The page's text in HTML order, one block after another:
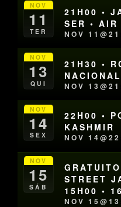
NOV
11
TER
21H00 •
SER •
NOV
NOV
13
QUI
21H30 •
NACIONAL
NOV
NOV
14
SEX
22H00 •
KASHMIR
NOV
NOV
15
SÁB
STREET
15H00 •
NOV